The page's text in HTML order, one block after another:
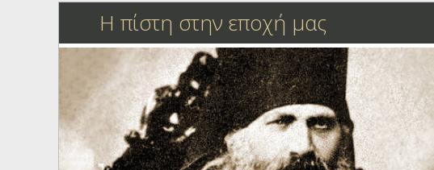
Η πίστη στην εποχή μας
Ορθόδοξη οικογένεια
Ορθόδοξο προσκυνητάριο
Σκέψεις-προβληματισμοί
Η πίστη στην εποχή μας